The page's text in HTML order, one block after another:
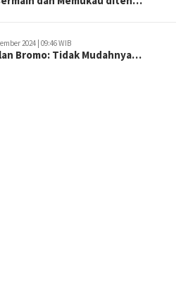
2024 | 09:46 WIB
Bromo: Tidak Mudahnya…